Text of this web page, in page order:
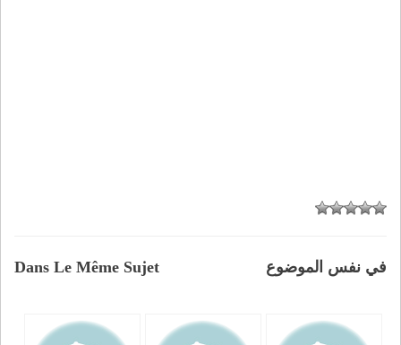
Dans Le Même Sujet في نفس الموضوع